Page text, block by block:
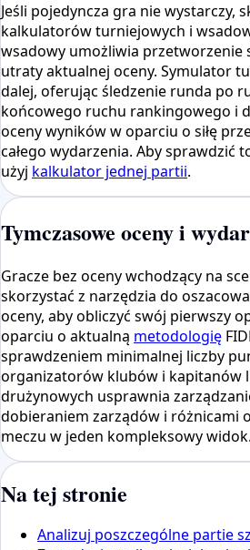
Jeśli pojedyncza gra nie wystarczy,
kalkulatorów turniejowych i
wsadowy umożliwia przetworzenie
utraty aktualnej oceny. Symulator
dalej, oferując śledzenie runda po
końcowego ruchu rankingowego i
oceny wyników w oparciu o siłę
całego wydarzenia. Aby sprawdzić
użyj kalkulator jednej partii.
Tymczasowe oceny i
Gracze bez oceny wchodzący na
skorzystać z narzędzia do
oceny, aby obliczyć swój pierwszy
oparciu o aktualną metodologię
sprawdzeniem minimalnej liczby
organizatorów klubów i kapitanów
drużynowych usprawnia
dobieraniem zarządów i różnicami
meczu w jeden kompleksowy widok.
Na tej stronie
Analizuj poszczególne partie